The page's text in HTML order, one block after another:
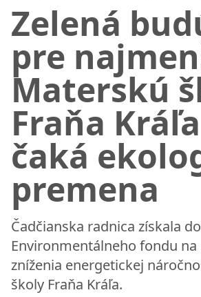
Zelená
pre
Materskú
Fraňa
čaká
premena
Čadčianska radnica získala
Environmentálneho fondu
zníženia energetickej
školy Fraňa Kráľa.